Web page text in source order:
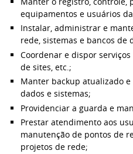
equipamentos e usuários
Instalar, administrar e
rede, sistemas e bancos de
Coordenar e dispor
de sites, etc.;
Manter backup atualizado
dados e sistemas;
Providenciar a guarda e
Prestar atendimento aos
manutenção de pontos de
projetos de rede;